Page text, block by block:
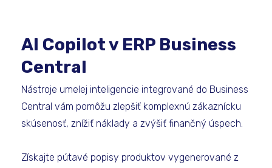
AI Copilot v ERP Business
Central
Nástroje umelej inteligencie integrované do Business
Central vám pomôžu zlepšiť komplexnú zákaznícku
skúsenosť, znížiť náklady a zvýšiť finančný úspech.
Získajte pútavé popisy produktov vygenerované z